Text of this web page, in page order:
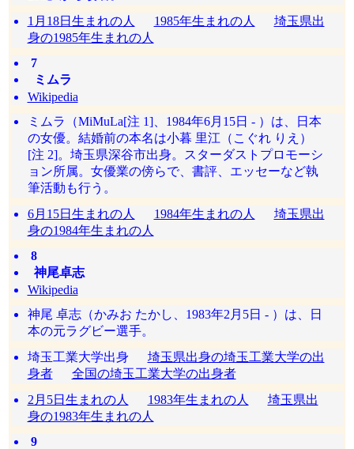
1月18日生まれの人
1985年生まれの人
埼玉県出
身の1985年生まれの人
7
ミムラ
Wikipedia
ミムラ（MiMuLa[注 1]、1984年6月15日 - ）は、日本
の女優。結婚前の本名は小暮 里江（こぐれ りえ）
[注 2]。埼玉県深谷市出身。スターダストプロモーシ
ョン所属。女優業の傍らで、書評、エッセーなど執
筆活動も行う。
6月15日生まれの人
1984年生まれの人
埼玉県出
身の1984年生まれの人
8
神尾卓志
Wikipedia
神尾 卓志（かみお たかし、1983年2月5日 - ）は、日
本の元ラグビー選手。
埼玉工業大学出身 埼玉県出身の埼玉工業大学の出
身者
全国の埼玉工業大学の出身者
2月5日生まれの人
1983年生まれの人
埼玉県出
身の1983年生まれの人
9